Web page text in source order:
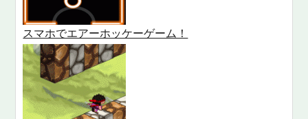
スマホでエアーホッケーゲーム！